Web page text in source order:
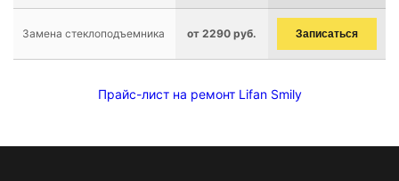
Замена стеклоподъемника от 2290 руб. Записаться
Прайс-лист на ремонт Lifan Smily